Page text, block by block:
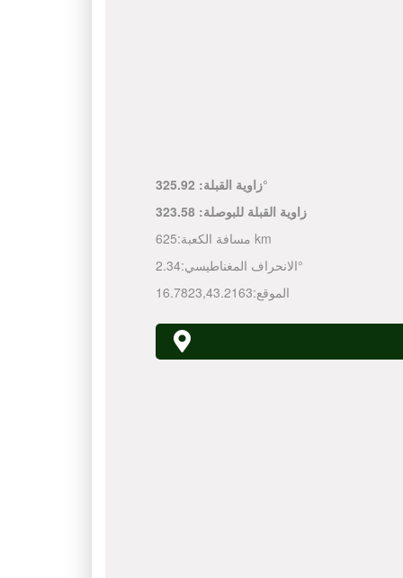
زاوية القبلة:325.92°
زاوية القبلة للبوصلة:323.58
مسافة الكعبة: 625 km
الانحراف المغناطيسي:2.34°
الموقع:
16.7823,43.2163